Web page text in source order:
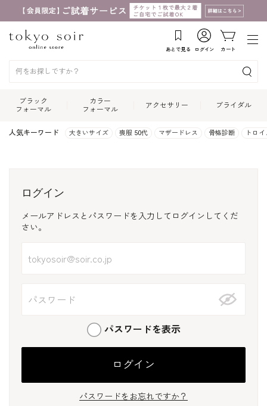
あとで見る ログイン カート
ブラック
フォーマル
カラー
フォーマル
アクセサリー ブライダル
人気キーワード 大きいサイズ 喪服 50代 マザードレス 骨格診断 トロ
ログイン
メールアドレスとパスワードを入力してログインしてくだ
さい。
パスワードを表示
パスワードをお忘れですか？